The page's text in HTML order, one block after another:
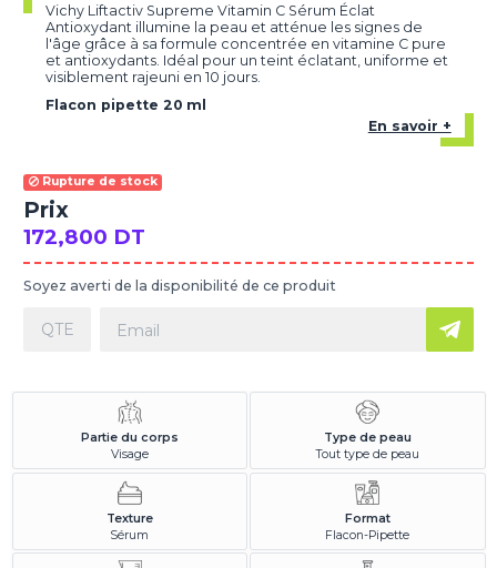
Vichy Liftactiv Supreme Vitamin C Sérum Éclat
Antioxydant illumine la peau et atténue les signes de
l'âge grâce à sa formule concentrée en vitamine C pure
et antioxydants. Idéal pour un teint éclatant, uniforme et
visiblement rajeuni en 10 jours.
Flacon pipette 20 ml
En savoir +
Rupture de stock
Prix
172,800 DT
Soyez averti de la disponibilité de ce produit
Partie du corps
Visage
Type de peau
Tout type de peau
Texture
Sérum
Format
Flacon-Pipette